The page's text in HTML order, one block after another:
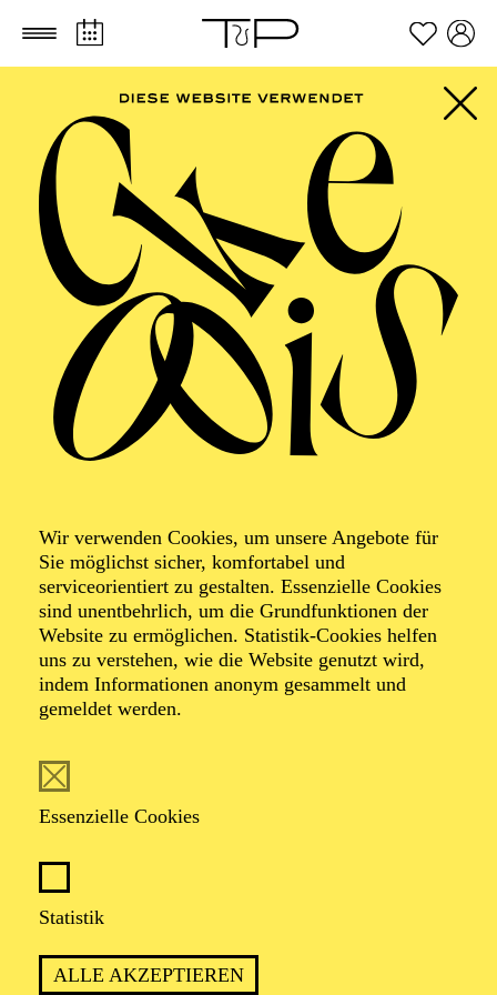
Zum Hauptinhalt springen Zum Footer springen
Wir verwenden Cookies, um unsere Angebote für
Sie möglichst sicher, komfortabel und
serviceorientiert zu gestalten. Essenzielle Cookies
sind unentbehrlich, um die Grundfunktionen der
Website zu ermöglichen. Statistik-Cookies helfen
uns zu verstehen, wie die Website genutzt wird,
indem Informationen anonym gesammelt und
gemeldet werden.
Essenzielle Cookies
Statistik
ALLE AKZEPTIEREN
Foto: Andreas J. Focke
Nicole Pleuler, 1968 in Freiburg im Breisgau geboren,
Residenztheaters München, studierte Kostümbild in
Hamburg an der Hochschule für Angewandte